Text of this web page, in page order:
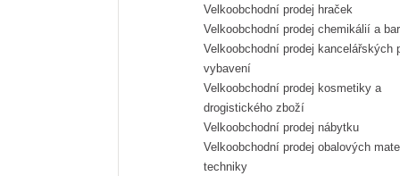
Velkoobchodní prodej hraček
Velkoobchodní prodej chemikálií a
Velkoobchodní prodej kancelářských potřeb a
vybavení
Velkoobchodní prodej kosmetiky a
drogistického zboží
Velkoobchodní prodej nábytku
Velkoobchodní prodej obalových materiálů a
techniky